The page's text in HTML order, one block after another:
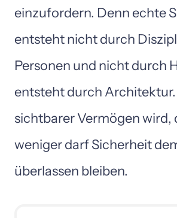
einzufordern. Denn echte
entsteht nicht durch
Personen und nicht durch
entsteht durch Architektur.
sichtbarer Vermögen wird,
weniger darf Sicherheit
überlassen bleiben.